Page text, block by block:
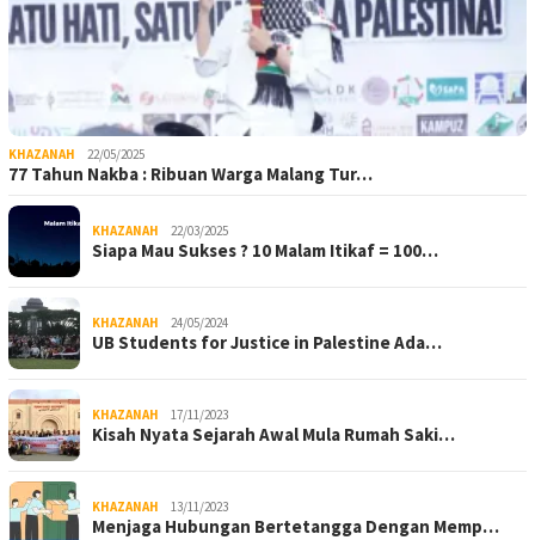
KHAZANAH 22/05/2025
77 Tahun Nakba : Ribuan Warga Malang Tur…
KHAZANAH 22/03/2025
Siapa Mau Sukses ? 10 Malam Itikaf = 100…
KHAZANAH 24/05/2024
UB Students for Justice in Palestine Ada…
KHAZANAH 17/11/2023
Kisah Nyata Sejarah Awal Mula Rumah Saki…
KHAZANAH 13/11/2023
Menjaga Hubungan Bertetangga Dengan Memp…